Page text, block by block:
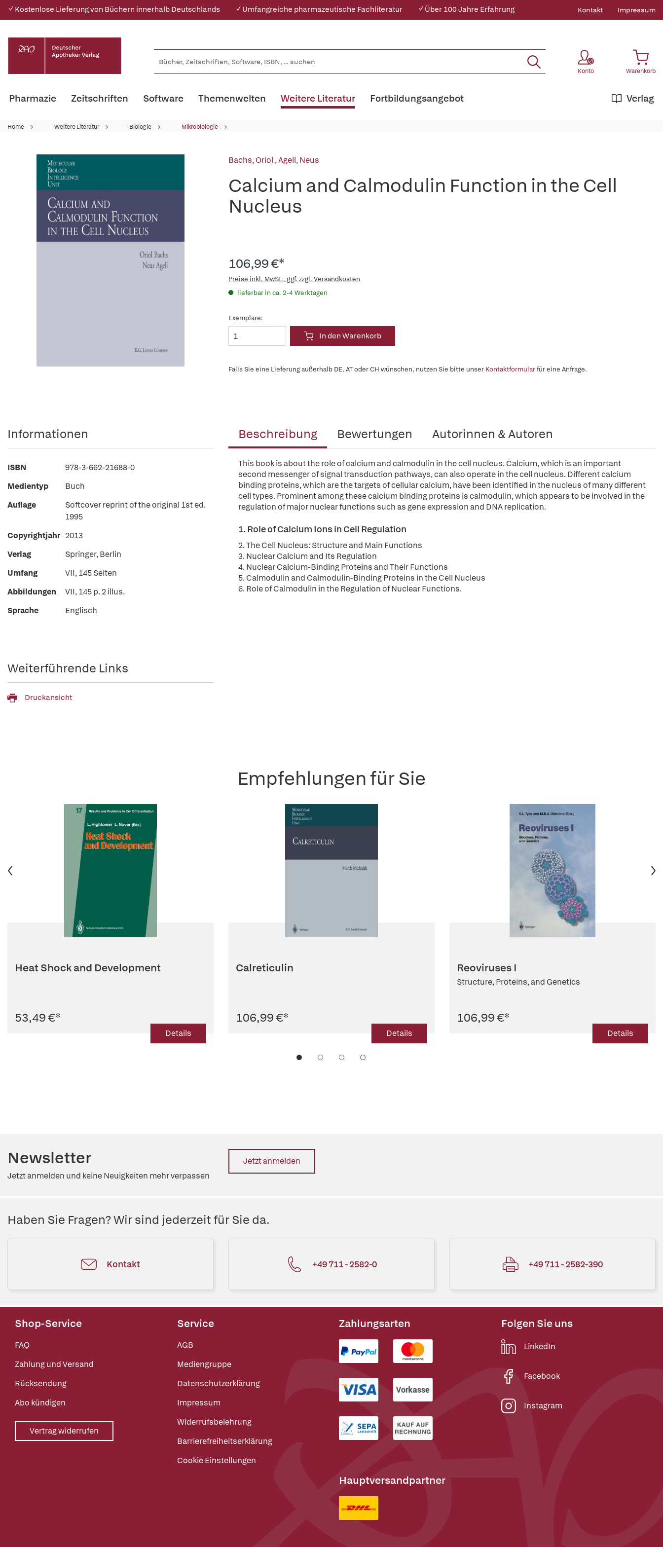
✓ Kostenlose Lieferung von Büchern innerhalb Deutschlands ✓ Umfangreiche pharmazeutische Fachliteratur ✓ Über 100 Jahre Erfahrung Kontakt Impressum
Konto Warenkorb
Pharmazie Zeitschriften Software Themenwelten Weitere Literatur Verlag
Fortbildungsangebot
Home Weitere Literatur Biologie Mikrobiologie
Bachs, Oriol ,Agell, Neus
Calcium and Calmodulin Function in the Cell
Nucleus
106,99 €*
Preise inkl. MwSt., ggf. zzgl. Versandkosten
lieferbar in ca. 2-4 Werktagen
Exemplare:
In den Warenkorb
Falls Sie eine Lieferung außerhalb DE, AT oder CH wünschen, nutzen Sie bitte unser Kontaktformularfür eine Anfrage.
Beschreibung Bewertungen Autorinnen & Autoren
This book is about the role of calcium and calmodulin in the cell nucleus. Calcium, which is an important
second messenger of signal transduction pathways, can also operate in the cell nucleus. Different calcium
binding proteins, which are the targets of cellular calcium, have been identified in the nucleus of many different
cell types. Prominent among these calcium binding proteins is calmodulin, which appears to be involved in the
regulation of major nuclear functions such as gene expression and DNA replication.
1. Role of Calcium Ions in Cell Regulation
2. The Cell Nucleus: Structure and Main Functions
3. Nuclear Calcium and Its Regulation
4. Nuclear Calcium-Binding Proteins and Their Functions
5. Calmodulin and Calmodulin-Binding Proteins in the Cell Nucleus
6. Role of Calmodulin in the Regulation of Nuclear Functions.
Informationen
ISBN
978-3-662-21688-0
Medientyp
Buch
Auflage
Softcover reprint of the original 1st ed.
1995
Copyrightjahr 2013
Verlag
Springer, Berlin
Umfang
VII, 145 Seiten
Abbildungen
VII, 145 p. 2 illus.
Sprache
Englisch
Weiterführende Links
Druckansicht
Empfehlungen für Sie
Heat Shock and Development
53,49 €*
Details
Calreticulin
106,99 €*
Details
Reoviruses I
Structure, Proteins, and Genetics
106,99 €*
Details
Newsletter
Jetzt anmelden und keine Neuigkeiten mehr verpassen
Jetzt anmelden
Haben Sie Fragen? Wir sind jederzeit für Sie da.
Kontakt +49 711 - 2582-0 +49 711 - 2582-390
Shop-Service
FAQ
Zahlung und Versand
Rücksendung
Abo kündigen
Vertrag widerrufen
Service
AGB
Mediengruppe
Datenschutzerklärung
Impressum
Widerrufsbelehrung
Barrierefreiheitserklärung
Cookie Einstellungen
Zahlungsarten
Hauptversandpartner
Folgen Sie uns
LinkedIn
Facebook
Instagram